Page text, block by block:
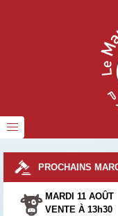
PROCHAINS
MARDI 11 AOÛT
VENTE À 13h30